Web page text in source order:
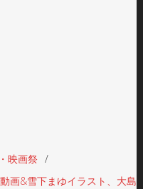
映画祭
画&雪下まゆイラスト、大島